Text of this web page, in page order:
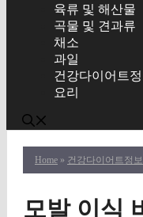
육류 및 해산물
곡물 및 견과류
채소
과일
건강다이어트정
요리
Home » 건강다이어트정보
모발 이식